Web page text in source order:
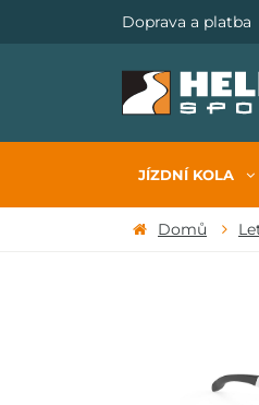
Doprava a platba
JÍZDNÍ KOLA
Domů